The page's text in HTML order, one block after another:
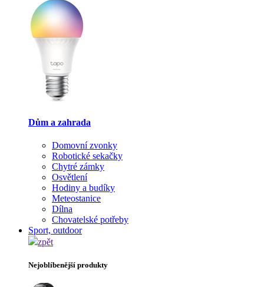
Dům a zahrada
Domovní zvonky
Robotické sekačky
Chytré zámky
Osvětlení
Hodiny a budíky
Meteostanice
Dílna
Chovatelské potřeby
Sport, outdoor
zpět
Nejoblíbenější produkty